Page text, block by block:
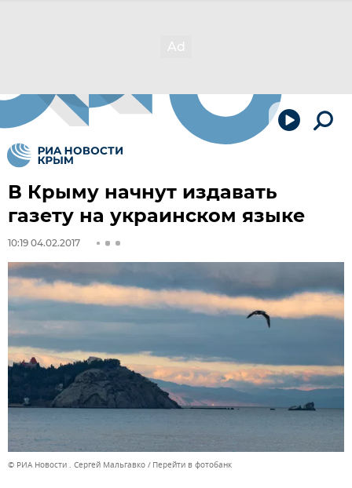
В Крыму начнут издавать
газету на украинском языке
10:19 04.02.2017
© РИА Новости . Сергей Мальгавко Перейти в фотобанк